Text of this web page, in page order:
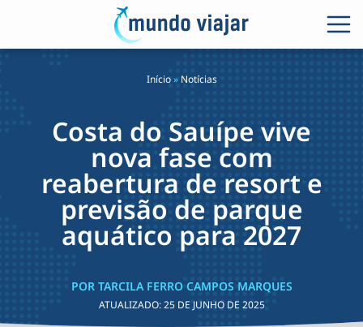
Início» Notícias
Costa do Sauípe vive
nova fase com
reabertura de resort e
previsão de parque
aquático para 2027
POR TARCILA FERRO CAMPOS MARQUES
ATUALIZADO:25 DE JUNHO DE 2025